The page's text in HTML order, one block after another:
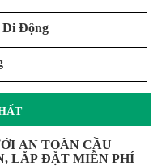
Di Động
AN TOÀN CẦU
LẮP ĐẶT MIỄN PHÍ